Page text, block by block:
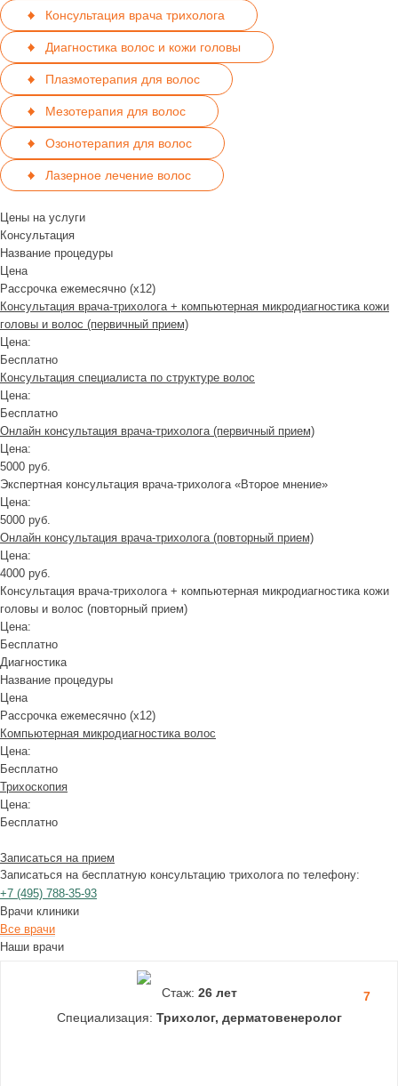
Консультация врача трихолога
Диагностика волос и кожи головы
Плазмотерапия для волос
Мезотерапия для волос
Озонотерапия для волос
Лазерное лечение волос
Цены на услуги
Консультация
Название процедуры
Цена
Рассрочка ежемесячно (x12)
Консультация врача-трихолога + компьютерная микродиагностика кожи
головы и волос (первичный прием)
Цена:
Бесплатно
Консультация специалиста по структуре волос
Цена:
Бесплатно
Онлайн консультация врача-трихолога (первичный прием)
Цена:
5000 руб.
Экспертная консультация врача-трихолога «Второе мнение»
Цена:
5000 руб.
Онлайн консультация врача-трихолога (повторный прием)
Цена:
4000 руб.
Консультация врача-трихолога + компьютерная микродиагностика кожи
головы и волос (повторный прием)
Цена:
Бесплатно
Диагностика
Название процедуры
Цена
Рассрочка ежемесячно (x12)
Компьютерная микродиагностика волос
Цена:
Бесплатно
Трихоскопия
Цена:
Бесплатно
Записаться на прием
Записаться на бесплатную консультацию трихолога по телефону:
+7 (495) 788-35-93
Врачи клиники
Все врачи
Наши врачи
7
Стаж: 26 лет
Специализация: Трихолог, дерматовенеролог